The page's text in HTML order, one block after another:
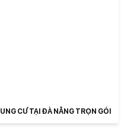
CƯ TẠI ĐÀ NẴNG TRỌN GÓI